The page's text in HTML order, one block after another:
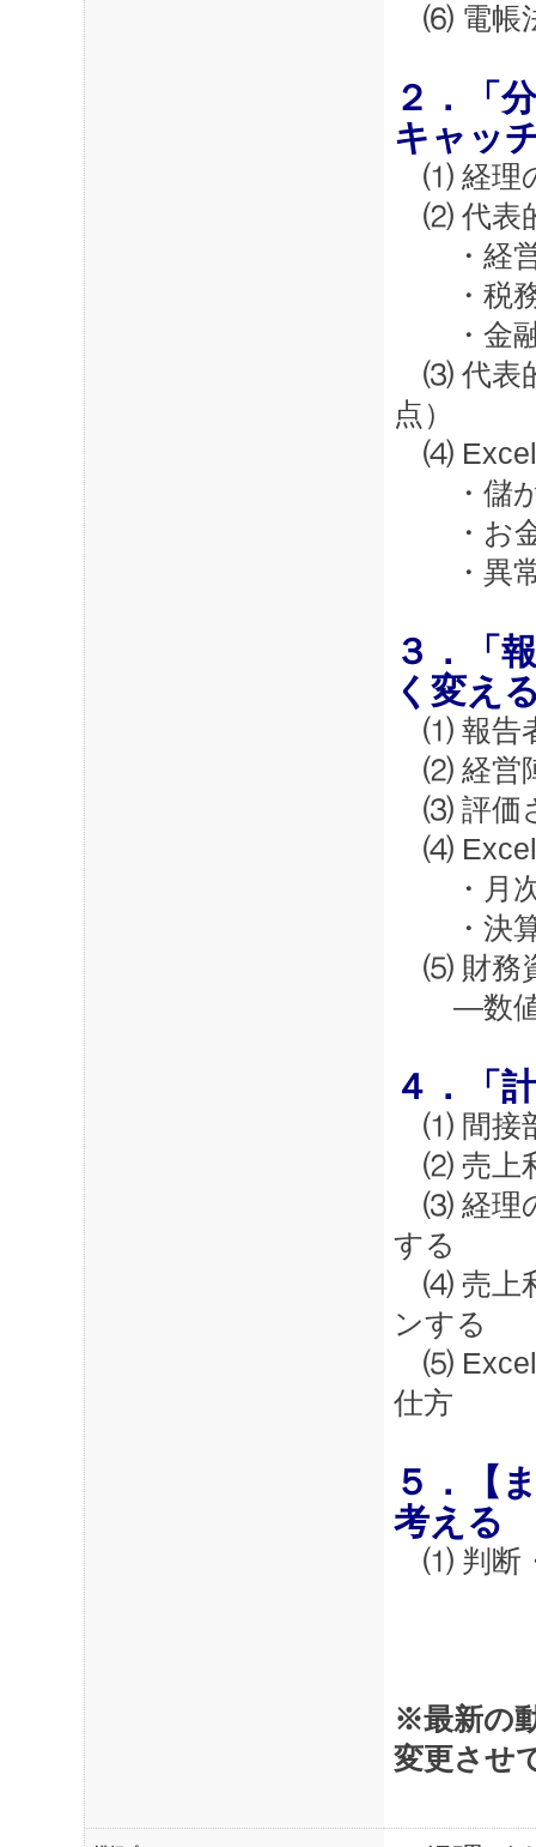
⑹ 電帳
２．「
キャッ
⑴ 経理
⑵ 代表
・経営
・税務
・金融
⑶ 代表
点）
⑷ Excel
・儲か
・お金
・異常
３．「
く変え
⑴ 報告
⑵ 経営
⑶ 評価
⑷ Excel
・月次
・決算
⑸ 財務
―数値
４．「
⑴ 間接
⑵ 売上
⑶ 経理
する
⑷ 売上
ンする
⑸ Excel
仕方
５．【
考える
⑴ 判断
※最新の
変更させ